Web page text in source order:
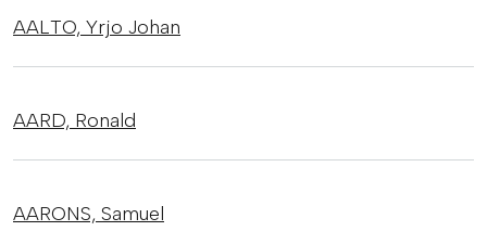
AALTO, Yrjo Johan
AARD, Ronald
AARONS, Samuel